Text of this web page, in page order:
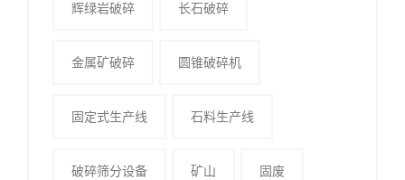
辉绿岩破碎 长石破碎
金属矿破碎 圆锥破碎机
固定式生产线 石料生产线
破碎筛分设备 矿山 固废